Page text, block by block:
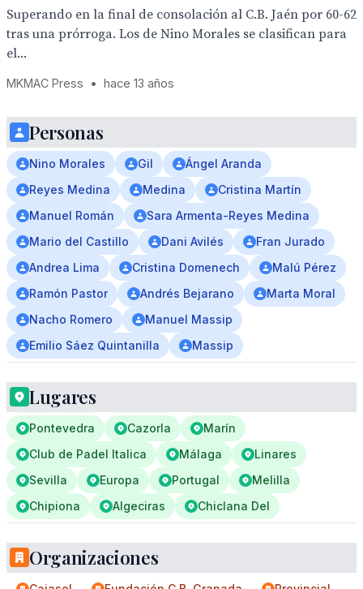
Superando en la final de consolación al C.B. Jaén por 60-62
tras una prórroga. Los de Nino Morales se clasifican para
el...
MKMAC Press • hace 13 años
Personas
Nino Morales Gil
Ángel Aranda
Reyes Medina
Medina
Cristina Martín
Manuel Román
Sara Armenta-Reyes Medina
Mario del Castillo
Dani Avilés
Fran Jurado
Andrea Lima
Cristina Domenech
Malú Pérez
Ramón Pastor
Andrés Bejarano
Marta Moral
Nacho Romero
Manuel Massip
Emilio Sáez Quintanilla
Massip
Lugares
Pontevedra Cazorla
Marín
Club de Padel Italica
Málaga
Linares
Sevilla
Europa Portugal
Melilla
Chipiona
Algeciras Chiclana Del
Organizaciones